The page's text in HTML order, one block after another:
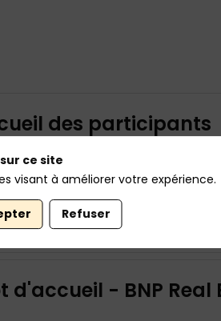
des participants
d'accueil - BNP Real
ce site
visant à améliorer votre expérience.
Refuser